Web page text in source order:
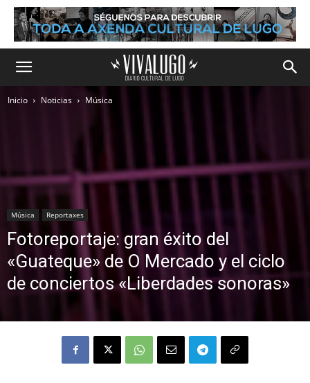
Inicio Noticias Música
Música Reportaxes
Fotoreportaje: gran éxito del
«Guateque» de O Mercado y el ciclo
de conciertos «Liberdades sonoras»